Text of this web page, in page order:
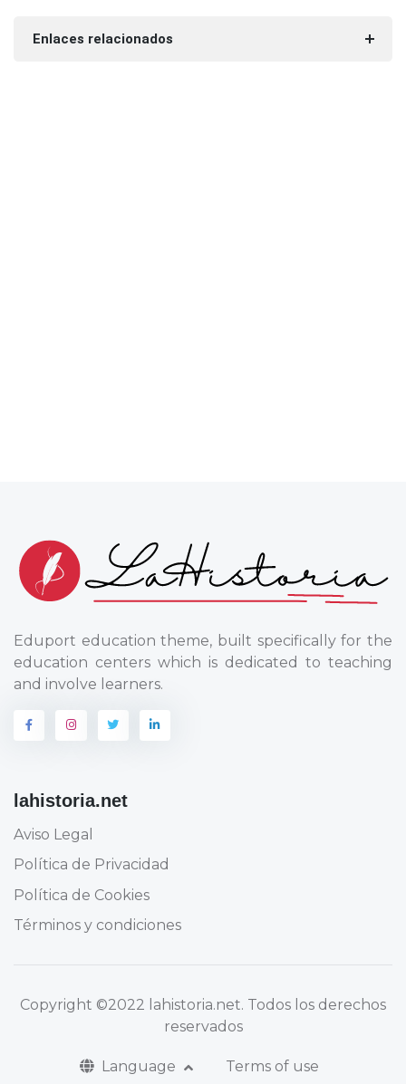
Enlaces relacionados
Eduport education theme, built specifically for the
education centers which is dedicated to teaching
and involve learners.
lahistoria.net
Aviso Legal
Política de Privacidad
Política de Cookies
Términos y condiciones
Copyright ©2022 lahistoria.net. Todos los derechos
reservados
Language Terms of use